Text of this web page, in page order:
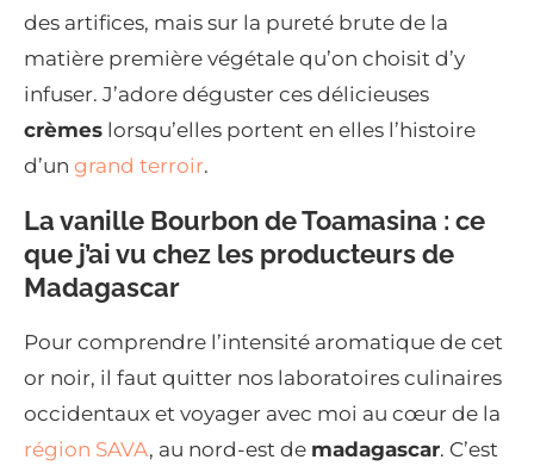
des artifices, mais sur la pureté brute de la
matière première végétale qu’on choisit d’y
infuser. J’adore déguster ces délicieuses
crèmes lorsqu’elles portent en elles l’histoire
d’un grand terroir.
La vanille Bourbon de Toamasina : ce
que j’ai vu chez les producteurs de
Madagascar
Pour comprendre l’intensité aromatique de cet
or noir, il faut quitter nos laboratoires culinaires
occidentaux et voyager avec moi au cœur de la
région SAVA, au nord-est de madagascar. C’est